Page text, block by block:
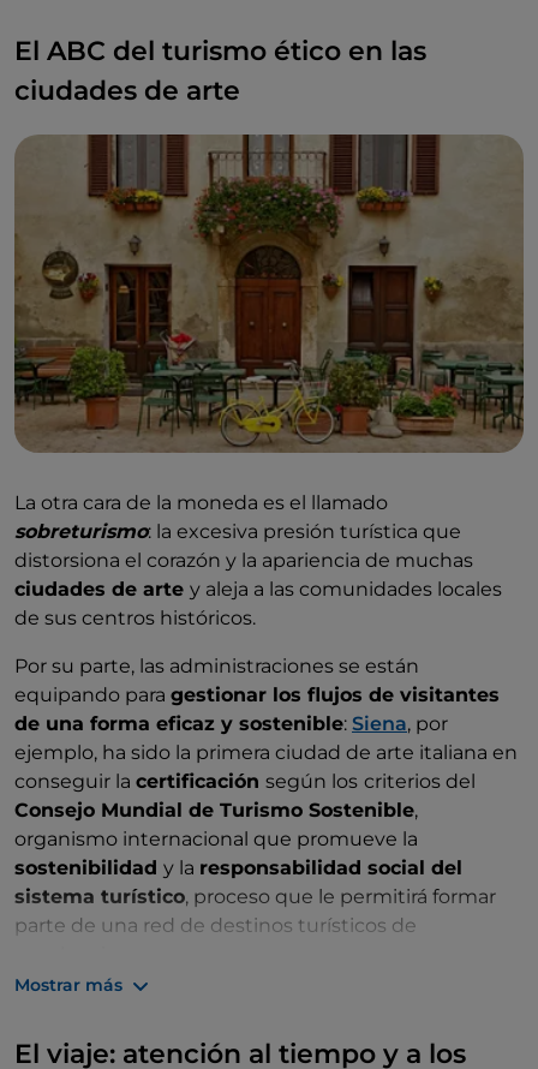
El ABC del turismo ético en las
ciudades de arte
La otra cara de la moneda es el llamado
sobreturismo: la excesiva presión turística que
distorsiona el corazón y la apariencia de muchas
ciudades de arte y aleja a las comunidades locales
de sus centros históricos.
Por su parte, las administraciones se están
equipando para gestionar los flujos de visitantes
de una forma eficaz y sostenible: Siena, por
ejemplo, ha sido la primera ciudad de arte italiana en
conseguir la certificación según los criterios del
Consejo Mundial de Turismo Sostenible,
organismo internacional que promueve la
sostenibilidad y la responsabilidad social del
sistema turístico, proceso que le permitirá formar
parte de una red de destinos turísticos de
estilos de viajeque preserven las ciudades de los
Mostrar más
El viaje: atención al tiempo y a los